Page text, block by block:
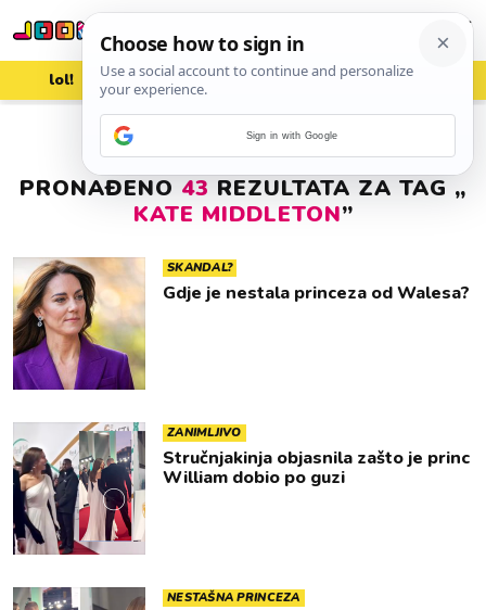
lol! aww vrh! woot?!
PRONAĐENO 43 REZULTATA ZA TAG „
KATE MIDDLETON”
SKANDAL?
Gdje je nestala princeza od Walesa?
ZANIMLJIVO
Stručnjakinja objasnila zašto je princ
William dobio po guzi
NESTAŠNA PRINCEZA
Sign in with Google